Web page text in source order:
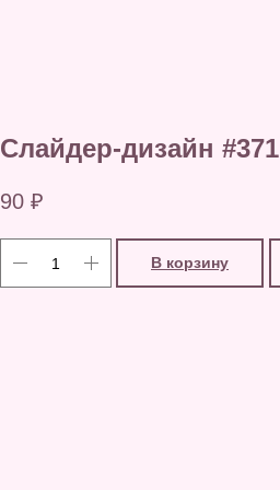
Слайдер-дизайн #371
90 ₽
В корзину